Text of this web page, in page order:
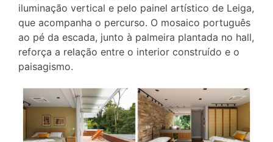
iluminação vertical e pelo painel artístico de Leiga,
que acompanha o percurso. O mosaico português
ao pé da escada, junto à palmeira plantada no hall,
reforça a relação entre o interior construído e o
paisagismo.